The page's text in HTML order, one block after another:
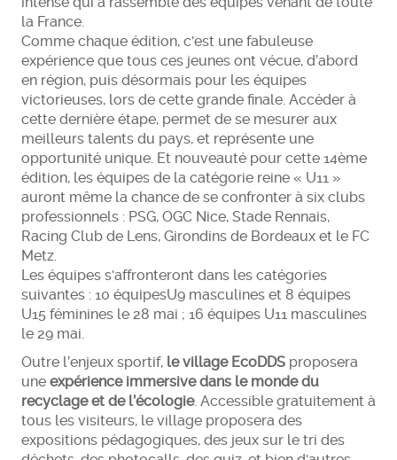
la France.
Comme chaque édition, c'est une fabuleuse
expérience que tous ces jeunes ont vécue, d’abord
en région, puis désormais pour les équipes
victorieuses, lors de cette grande finale. Accéder à
cette dernière étape, permet de se mesurer aux
meilleurs talents du pays, et représente une
opportunité unique. Et nouveauté pour cette 14ème
édition, les équipes de la catégorie reine « U11 »
auront même la chance de se confronter à six clubs
professionnels : PSG, OGC Nice, Stade Rennais,
Racing Club de Lens, Girondins de Bordeaux et le FC
Metz.
Les équipes s'affronteront dans les catégories
suivantes : 10 équipesU9 masculines et 8 équipes
U15 féminines le 28 mai ; 16 équipes U11 masculines
le 29 mai.
Outre l’enjeux sportif, le village EcoDDS proposera
une expérience immersive dans le monde du
recyclage et de l’écologie. Accessible gratuitement à
tous les visiteurs, le village proposera des
expositions pédagogiques, des jeux sur le tri des